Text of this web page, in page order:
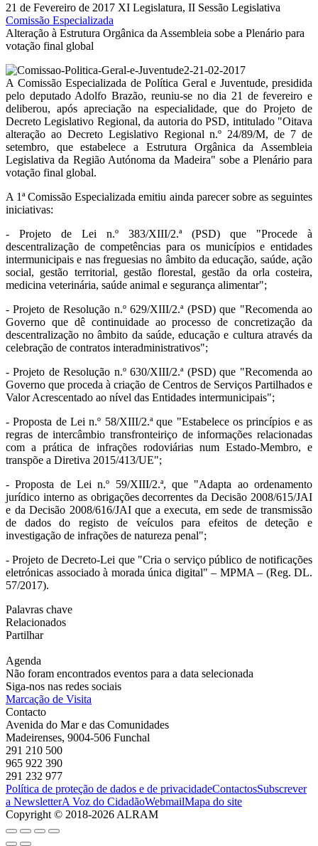
21 de Fevereiro de 2017 XI Legislatura, II Sessão Legislativa
Comissão Especializada
Alteração à Estrutura Orgânica da Assembleia sobe a Plenário para
votação final global
A Comissão Especializada de Política Geral e Juventude, presidida
pelo deputado Adolfo Brazão, reuniu-se no dia 21 de fevereiro e
deliberou, após apreciação na especialidade, que do Projeto de
Decreto Legislativo Regional, da autoria do PSD, intitulado "Oitava
alteração ao Decreto Legislativo Regional n.º 24/89/M, de 7 de
setembro, que estabelece a Estrutura Orgânica da Assembleia
Legislativa da Região Autónoma da Madeira" sobe a Plenário para
votação final global.
A 1ª Comissão Especializada emitiu ainda parecer sobre as seguintes
iniciativas:
- Projeto de Lei n.º 383/XIII/2.ª (PSD) que "Procede à
descentralização de competências para os municípios e entidades
intermunicipais e nas freguesias no âmbito da educação, saúde, ação
social, gestão territorial, gestão florestal, gestão da orla costeira,
medicina veterinária, saúde animal e segurança alimentar";
- Projeto de Resolução n.º 629/XIII/2.ª (PSD) que "Recomenda ao
Governo que dê continuidade ao processo de concretização da
descentralização no âmbito da saúde, educação e cultura através da
celebração de contratos interadministrativos";
- Projeto de Resolução n.º 630/XIII/2.ª (PSD) que "Recomenda ao
Governo que proceda à criação de Centros de Serviços Partilhados e
Valor Acrescentado ao nível das Entidades intermunicipais";
- Proposta de Lei n.º 58/XIII/2.ª que "Estabelece os princípios e as
regras de intercâmbio transfronteiriço de informações relacionadas
com a prática de infrações rodoviárias num Estado-Membro, e
transpõe a Diretiva 2015/413/UE";
- Proposta de Lei n.º 59/XIII/2.ª, que "Adapta ao ordenamento
jurídico interno as obrigações decorrentes da Decisão 2008/615/JAI
e da Decisão 2008/616/JAI que a executa, em sede de transmissão
de dados do registo de veículos para efeitos de deteção e
investigação de infrações de natureza penal";
- Projeto de Decreto-Lei que "Cria o serviço público de notificações
eletrónicas associado à morada única digital" – MPMA – (Reg. DL.
57/2017).
Palavras chave
Relacionados
Partilhar
Agenda
Não foram encontrados eventos para a data selecionada
Siga-nos nas redes sociais
Marcação de Visita
Contacto
Avenida do Mar e das Comunidades
Madeirenses, 9004-506 Funchal
291 210 500
965 922 390
291 232 977
Política de proteção de dados e de privacidadeContactosSubscrever
a NewsletterA Voz do CidadãoWebmailMapa do site
Copyright © 2018-2026 ALRAM